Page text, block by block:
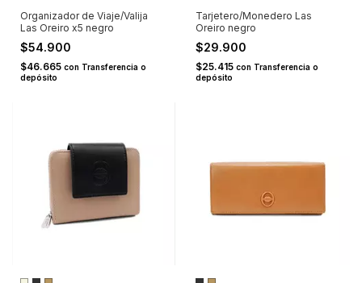
Organizador de Viaje/Valija
Las Oreiro x5 negro
$54.900
$46.665 con Transferencia o
depósito
Tarjetero/Monedero Las
Oreiro negro
$29.900
$25.415 con Transferencia o
depósito